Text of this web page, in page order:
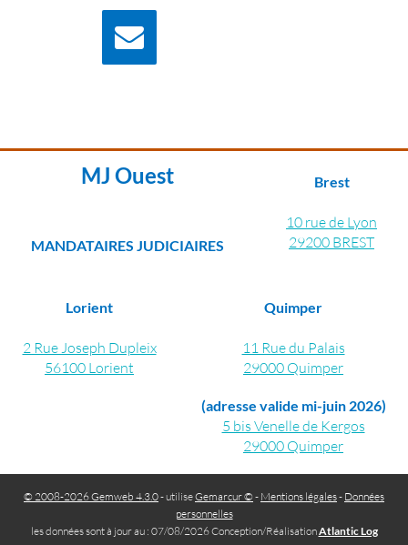
MJ Ouest
MANDATAIRES JUDICIAIRES
Brest
10 rue de Lyon
29200 BREST
Lorient
2 Rue Joseph Dupleix
56100 Lorient
Quimper
11 Rue du Palais
29000 Quimper
(adresse valide mi-juin 2026)
5 bis Venelle de Kergos
29000 Quimper
© 2008-2026 Gemweb 4.3.0- utiliseGemarcur © - Mentions légales- Données
personnelles
les données sont à jour au : 07/08/2026 Conception/RéalisationAtlantic Log